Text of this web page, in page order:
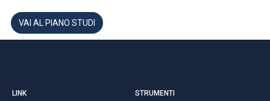
VAI AL PIANO STUDI
LINK STRUMENTI